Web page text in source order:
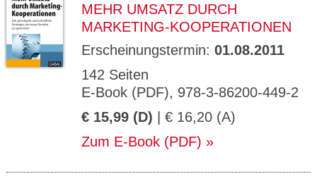
MEHR UMSATZ DURCH
MARKETING-KOOPERATIONEN
Erscheinungstermin: 01.08.2011
142 Seiten
E-Book (PDF), 978-3-86200-449-2
€ 15,99 (D) | € 16,20 (A)
Zum E-Book (PDF)